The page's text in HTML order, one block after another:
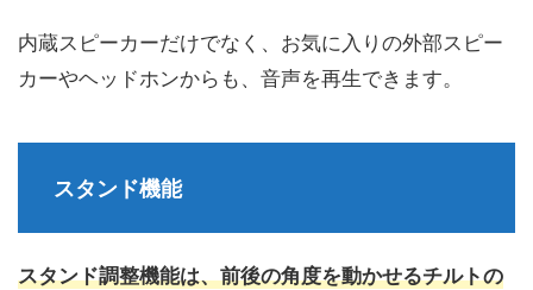
内蔵スピーカーだけでなく、お気に入りの外部スピー
カーやヘッドホンからも、音声を再生できます。
スタンド機能
スタンド調整機能は、前後の角度を動かせるチルトの